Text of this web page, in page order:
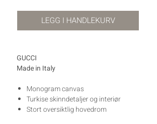
LEGG I HANDLEKURV
GUCCI
Made in Italy
Monogram canvas
Turkise skinndetaljer og interiør
Stort oversiktlig hovedrom